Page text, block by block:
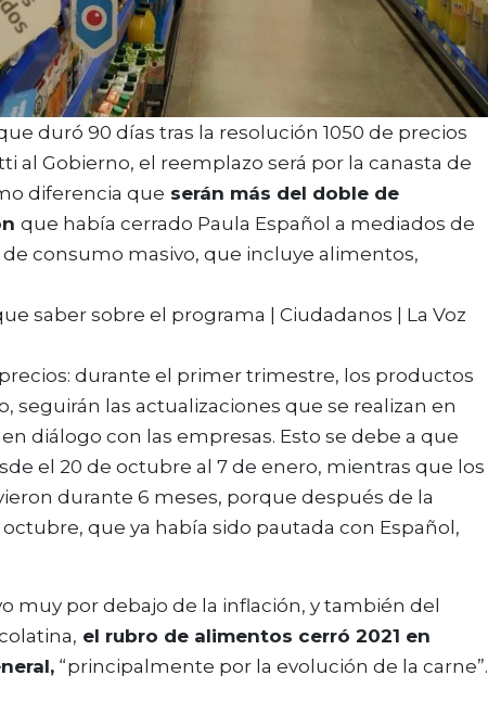
duró 90 días tras la resolución 1050 de precios
al Gobierno, el reemplazo será por la canasta de
diferencia que serán más del doble de
que había cerrado Paula Español a mediados de
de consumo masivo, que incluye alimentos,
durante el primer trimestre, los productos
seguirán las actualizaciones que se realizan en
diálogo con las empresas. Esto se debe a que
el 20 de octubre al 7 de enero, mientras que los
durante 6 meses, porque después de la
que ya había sido pautada con Español,
muy por debajo de la inflación, y también del
el rubro de alimentos cerró 2021 en
“principalmente por la evolución de la carne”.